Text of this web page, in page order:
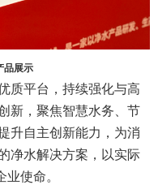
品展示
质平台，持续强化与高
新，聚焦智慧水务、节
升自主创新能力，为消
净水解决方案，以实际
使命。